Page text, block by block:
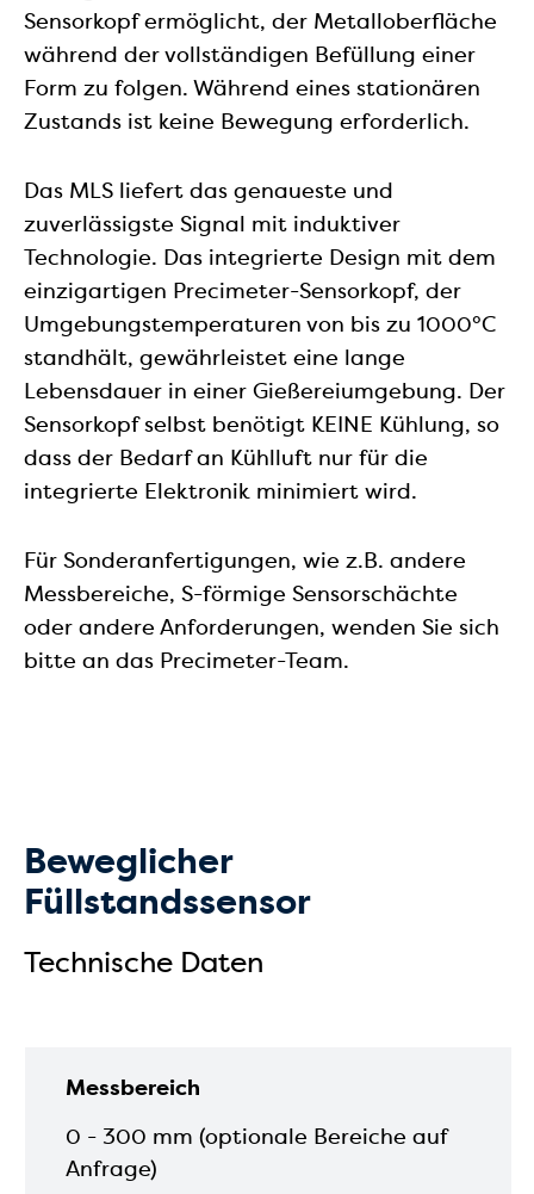
Sensorkopf ermöglicht, der Metalloberfläche
während der vollständigen Befüllung einer
Form zu folgen. Während eines stationären
Zustands ist keine Bewegung erforderlich.
Das MLS liefert das genaueste und
zuverlässigste Signal mit induktiver
Technologie. Das integrierte Design mit dem
einzigartigen Precimeter-Sensorkopf, der
Umgebungstemperaturen von bis zu 1000°C
standhält, gewährleistet eine lange
Lebensdauer in einer Gießereiumgebung. Der
Sensorkopf selbst benötigt KEINE Kühlung, so
dass der Bedarf an Kühlluft nur für die
integrierte Elektronik minimiert wird.
Für Sonderanfertigungen, wie z.B. andere
Messbereiche, S-förmige Sensorschächte
oder andere Anforderungen, wenden Sie sich
bitte an das Precimeter-Team.
Beweglicher
Füllstandssensor
Technische Daten
Messbereich
0 - 300 mm (optionale Bereiche auf
Anfrage)